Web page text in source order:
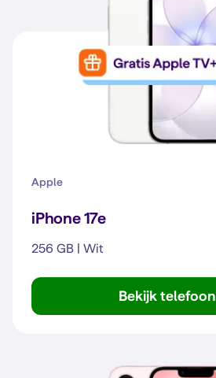
Apple
iPhone 17e
256 GB | Wit
Bekijk telefoon